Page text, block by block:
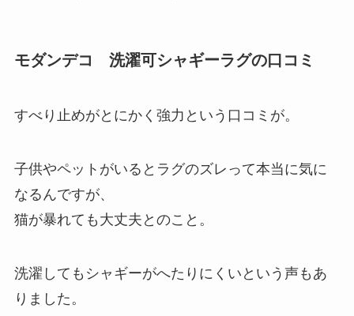
モダンデコ 洗濯可シャギーラグの口コミ
すべり止めがとにかく強力という口コミが。
子供やペットがいるとラグのズレって本当に気に
なるんですが、
猫が暴れても大丈夫とのこと。
洗濯してもシャギーがへたりにくいという声もあ
りました。